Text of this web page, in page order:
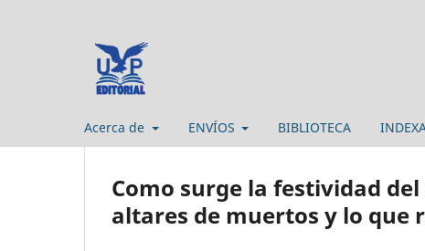
Acerca de ENVÍOS BIBLIOTECA
Como surge la festividad
altares de muertos y lo que